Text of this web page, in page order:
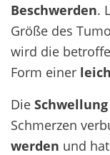
Beschwerden.
Größe des
wird die
Form einer
Die Schwellung
Schmerzen
werden und